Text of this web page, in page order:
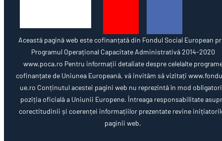
Această pagină web este cofinanțată din Fondul Social European
Programul Operațional Capacitate Administrativă 2014-2020
www.poca.ro Pentru informații detaliate despre celelalte
cofinanțate de Uniunea Europeană, vă invităm să vizitați
ue.ro Conținutul acestei pagini web nu reprezintă în mod
poziția oficială a Uniunii Europene. Întreaga responsabilitate
corectitudinii și coerenței informațiilor prezentate revine
paginii web.